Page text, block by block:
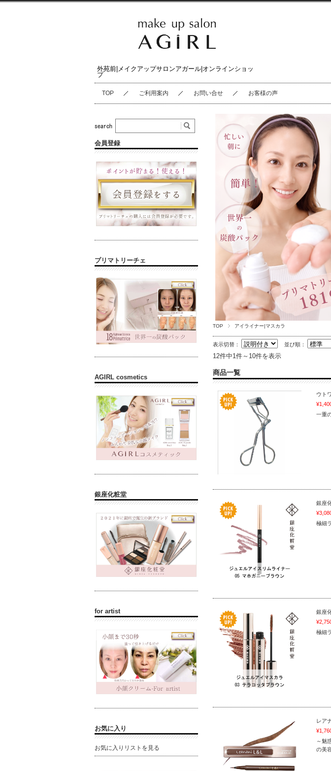
外苑前|メイクアップサロンアガール|オンラインショッ
プ
TOP ご利用案内 お問い合せ お客様の声
TOP アイライナー|マスカラ
表示切替： 並び順：
12件中1件～10件を表示
商品一覧
ウト
一重
銀座
極細
銀座
極細
レア
～魅
の美
会員登録
プリマトリーチェ
AGIRL cosmetics
銀座化粧堂
for artist
お気に入り
お気に入りリストを見る